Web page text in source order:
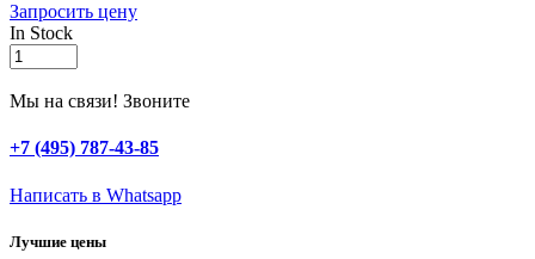
Запросить цену
In Stock
ЗУБР
ЭЛЕКТРИК-10,
15
х
10
6
В,
Мы на связи! Звоните
+7 (495) 787-43-85
Написать в Whatsapp
Лучшие цены